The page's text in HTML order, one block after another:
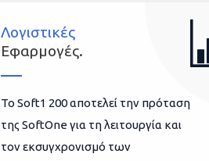
Λογιστικές
Εφαρμογές.
To Soft1 200 αποτελεί την πρόταση
της SoftOne για τη λειτουργία και
τον εκσυγχρονισμό των